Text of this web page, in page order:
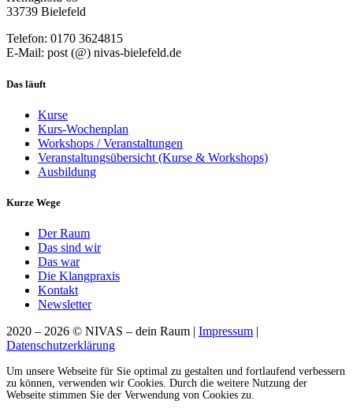
33739 Bielefeld
Telefon: 0170 3624815
E-Mail: post (@) nivas-bielefeld.de
Das läuft
Kurse
Kurs-Wochenplan
Workshops / Veranstaltungen
Veranstaltungsübersicht (Kurse & Workshops)
Ausbildung
Kurze Wege
Der Raum
Das sind wir
Das war
Die Klangpraxis
Kontakt
Newsletter
2020 – 2026 © NIVAS – dein Raum | Impressum |
Datenschutzerklärung
Um unsere Webseite für Sie optimal zu gestalten und fortlaufend verbessern
zu können, verwenden wir Cookies. Durch die weitere Nutzung der
Webseite stimmen Sie der Verwendung von Cookies zu.